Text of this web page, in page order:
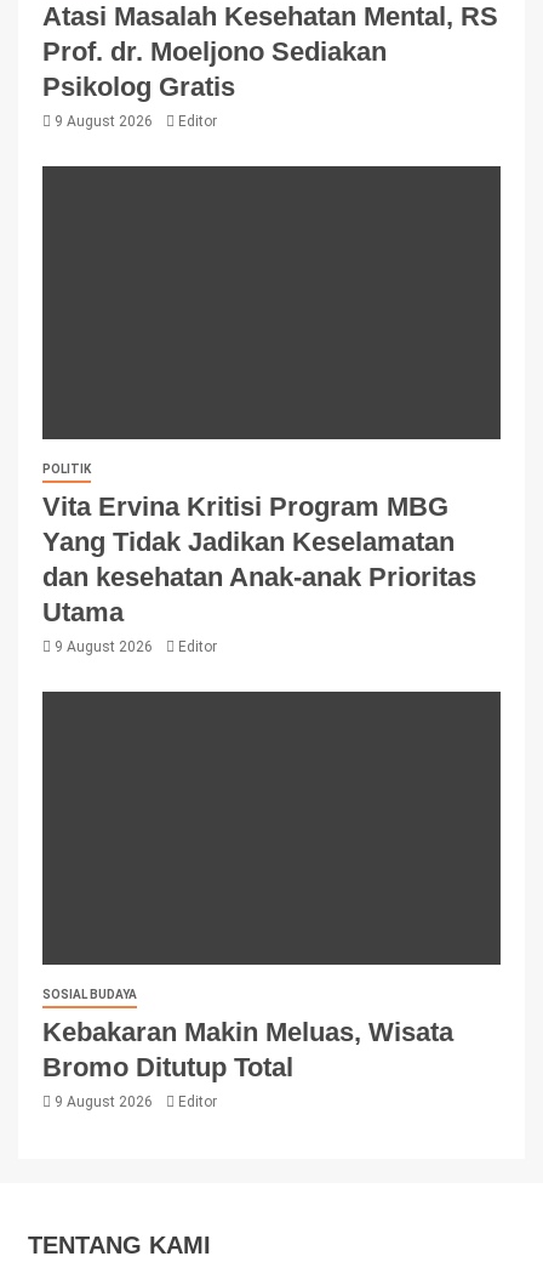
Atasi Masalah Kesehatan Mental, RS
Prof. dr. Moeljono Sediakan
Psikolog Gratis
9 August 2026 Editor
POLITIK
Vita Ervina Kritisi Program MBG
Yang Tidak Jadikan Keselamatan
dan kesehatan Anak-anak Prioritas
Utama
9 August 2026 Editor
SOSIAL BUDAYA
Kebakaran Makin Meluas, Wisata
Bromo Ditutup Total
9 August 2026 Editor
TENTANG KAMI